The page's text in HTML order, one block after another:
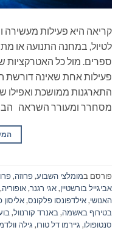
קריאה היא פעילות מעשירה
לטיול, במחנה התנועה או
ספרים. מול כל האטרקציות
פעילות אחת שאינה דורשת
התארגנות ממושכת
מסחרר ומעורר השראה
פורסם במומלצי השבוע,פרוזה,
אביגייל בורשטיין,אגי רגנר,אופוריה,
האנושי,אילדפונסו פלקונס,אליסון
בטירוף באשמה, באנרד קורנוול,
סנטופולו, גיירמו דל טורו, גילה